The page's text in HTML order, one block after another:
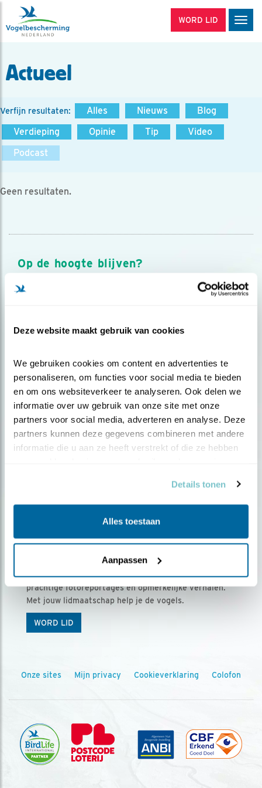
Deze website maakt gebruik van cookies
We gebruiken cookies om content en advertenties te
personaliseren, om functies voor social media te bieden
en om ons websiteverkeer te analyseren. Ook delen we
informatie over uw gebruik van onze site met onze
partners voor social media, adverteren en analyse. Deze
partners kunnen deze gegevens combineren met andere
informatie die u aan ze heeft verstrekt of die ze hebben
Details tonen
Alles toestaan
Aanpassen
WORD LID
Actueel
Verfijn resultaten: Alles Nieuws
Blog
Verdieping
Opinie Tip
Video
Podcast
Geen resultaten.
Op de hoogte blijven?
Meld je aan en ontvang nieuws, inspiratie, acties en tips
over vogels en activiteiten van Vogelbescherming.
Ontvang 5 x Vogels voor € 36,00 per jaar
Vogels is het tijdschrift voor onze leden, met
prachtige fotoreportages en opmerkelijke verhalen.
Met jouw lidmaatschap help je de vogels.
WORD LID
Onze sites Mijn privacy Cookieverklaring Colofon